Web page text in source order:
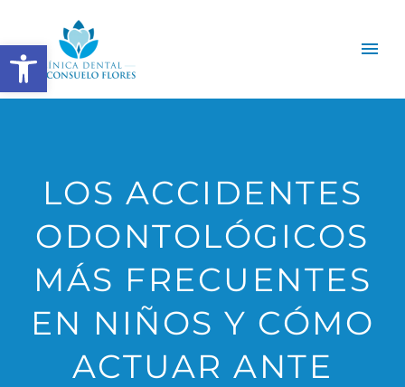
LOS ACCIDENTES
ODONTOLÓGICOS
MÁS FRECUENTES
EN NIÑOS Y CÓMO
ACTUAR ANTE
Abrir barra de herramientas